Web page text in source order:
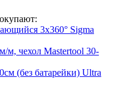
3x360° Sigma
м, чехол Mastertool 30-
(без батарейки) Ultra